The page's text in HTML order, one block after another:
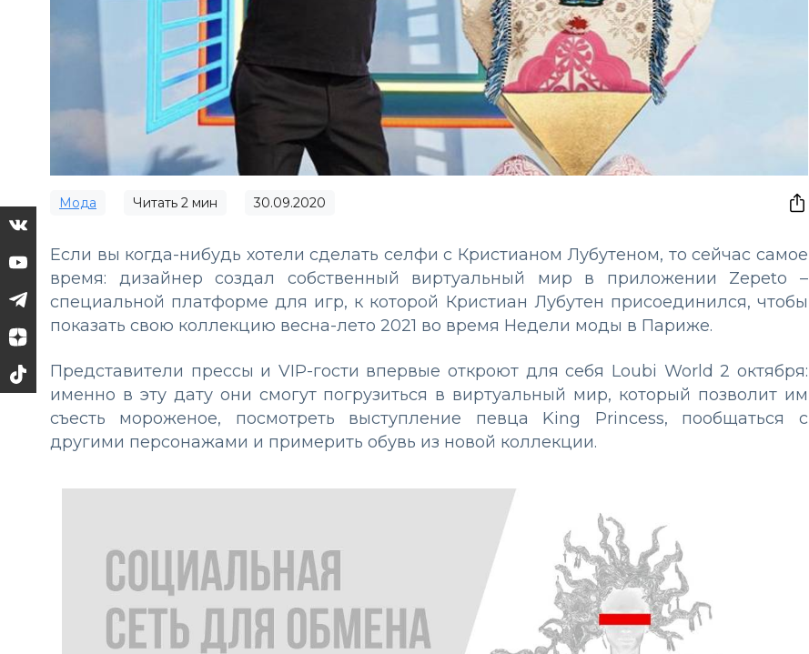
Мода Читать 2 мин 30.09.2020
Если вы когда-нибудь хотели сделать селфи с Кристианом Лубутеном, то сейчас самое
время: дизайнер создал собственный виртуальный мир в приложении Zepeto –
специальной платформе для игр, к которой Кристиан Лубутен присоединился, чтобы
показать свою коллекцию весна-лето 2021 во время Недели моды в Париже.
Представители прессы и VIP-гости впервые откроют для себя Loubi World 2 октября:
именно в эту дату они смогут погрузиться в виртуальный мир, который позволит им
съесть мороженое, посмотреть выступление певца King Princess, пообщаться с
другими персонажами и примерить обувь из новой коллекции.